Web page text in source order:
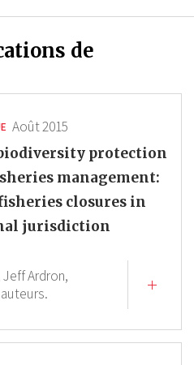
de
Août 2015
protection
management:
closures in
jurisdiction
Jeff Ardron,